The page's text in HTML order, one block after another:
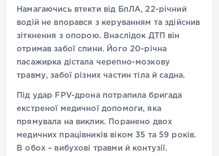
Намагаючись втекти від БпЛА, 22-річний
водій не впорався з керуванням та здійснив
зіткнення з опорою. Внаслідок ДТП він
отримав забої спини. Його 20-річна
пасажирка дістала черепно-мозкову
травму, забої різних частин тіла й садна.
Під удар FPV-дрона потрапила бригада
екстреної медичної допомоги, яка
прямувала на виклик. Поранено двох
медичних працівників віком 35 та 59 років.
В обох – вибухові травми й контузії.